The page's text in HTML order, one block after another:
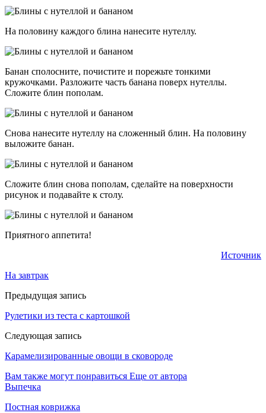
На половину каждого блина нанесите нутеллу.
Банан сполосните, почистите и порежьте тонкими
кружочками. Разложите часть банана поверх нутеллы.
Сложите блин пополам.
Снова нанесите нутеллу на сложенный блин. На половину
выложите банан.
Сложите блин снова пополам, сделайте на поверхности
рисунок и подавайте к столу.
Приятного аппетита!
Источник
На завтрак
Предыдущая запись
Рулетики из теста с картошкой
Следующая запись
Карамелизированные овощи в сковороде
Вам также могут понравиться Еще от автора
Выпечка
Постная коврижка